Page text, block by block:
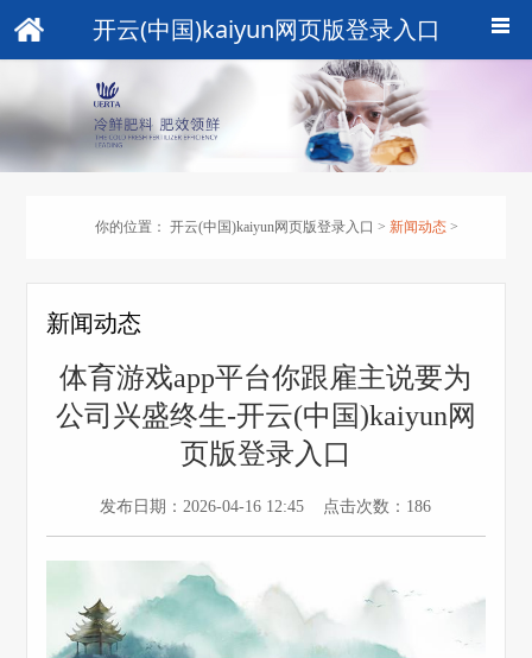
开云(中国)kaiyun网页版登录入口
你的位置： 开云(中国)kaiyun网页版登录入口 > 新闻动态 >
新闻动态
体育游戏app平台你跟雇主说要为
公司兴盛终生-开云(中国)kaiyun网
页版登录入口
发布日期：2026-04-16 12:45 点击次数：186